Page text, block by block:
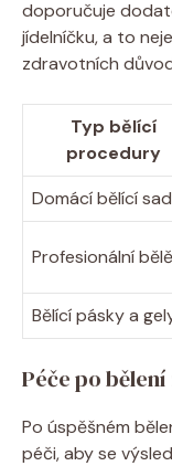
doporučuje
jídelníčku, a to
zdravotních
Typ bělící
procedury
Domácí bělící
Profesionální
Bělící pásky a
Péče po
Po úspěšném
péči, aby se